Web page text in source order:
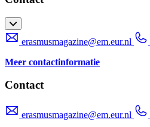
erasmusmagazine@em.eur.nl
Meer contactinformatie
Contact
erasmusmagazine@em.eur.nl